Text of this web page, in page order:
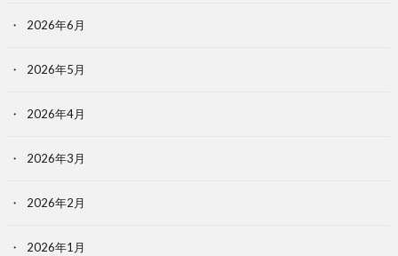
2026年6月
2026年5月
2026年4月
2026年3月
2026年2月
2026年1月